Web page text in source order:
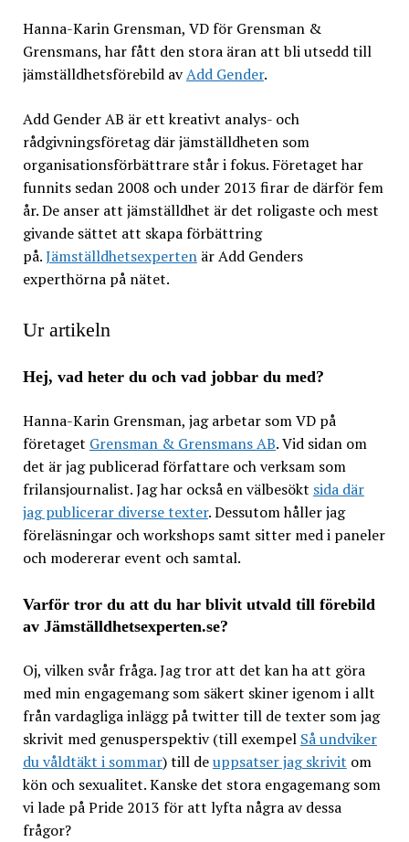
Hanna-Karin Grensman, VD för Grensman &
Grensmans, har fått den stora äran att bli utsedd till
jämställdhetsförebild avAdd Gender.
Add Gender AB är ett kreativt analys- och
rådgivningsföretag där jämställdheten som
organisationsförbättrare står i fokus. Företaget har
funnits sedan 2008 och under 2013 firar de därför fem
år. De anser att jämställdhet är det roligaste och mest
givande sättet att skapa förbättring
på.Jämställdhetsexpertenär Add Genders
experthörna på nätet.
Ur artikeln
Hej, vad heter du och vad jobbar du med?
Hanna-Karin Grensman, jag arbetar som VD på
företaget Grensman & Grensmans AB. Vid sidan om
det är jag publicerad författare och verksam som
frilansjournalist. Jag har också en välbesökt sida där
jag publicerar diverse texter. Dessutom håller jag
föreläsningar och workshops samt sitter med i paneler
och modererar event och samtal.
Varför tror du att du har blivit utvald till förebild
av Jämställdhetsexperten.se?
Oj, vilken svår fråga. Jag tror att det kan ha att göra
med min engagemang som säkert skiner igenom i allt
från vardagliga inlägg på twitter till de texter som jag
skrivit med genusperspektiv (till exempel Så undviker
du våldtäkt i sommar) till deuppsatser jag skrivit om
kön och sexualitet. Kanske det stora engagemang som
vi lade på Pride 2013 för att lyfta några av dessa
frågor?